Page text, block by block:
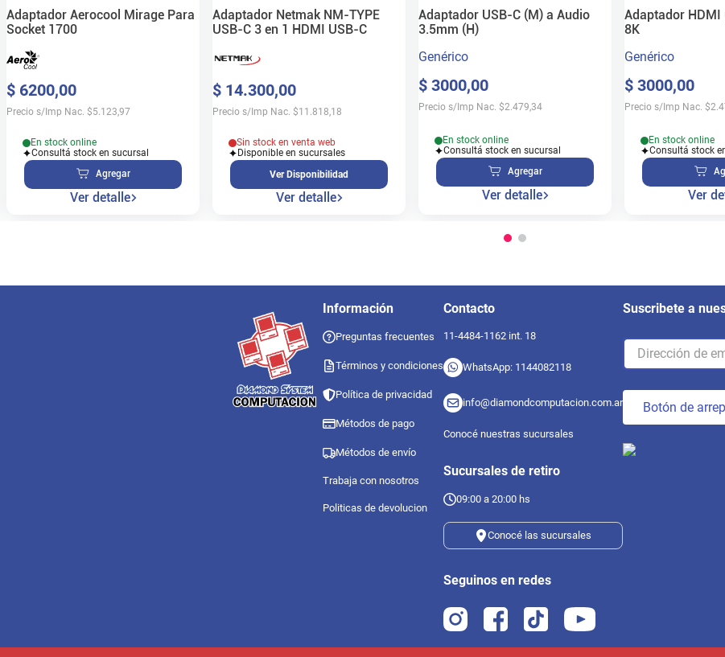
Adaptador Aerocool Mirage Para
Socket 1700
$ 6200,00
Precio s/Imp Nac. $5.123,97
En stock online
Consultá stock en sucursal
Agregar
Ver detalle
Adaptador Netmak NM-TYPE
USB-C 3 en 1 HDMI USB-C
$ 14.300,00
Precio s/Imp Nac. $11.818,18
Sin stock en venta web
Disponible en sucursales
Ver Disponibilidad
Ver detalle
Adaptador USB-C (M) a Audio
3.5mm (H)
Genérico
$ 3000,00
Precio s/Imp Nac. $2.479,34
En stock online
Consultá stock en sucursal
Agregar
Ver detalle
Adaptador HDMI
8K
Genérico
$ 3000,00
Precio s/Imp Nac. $
En stock online
Consultá stock
Ver
Información
Preguntas frecuentes
Términos y condiciones
Política de privacidad
Métodos de pago
Métodos de envío
Trabaja con nosotros
Politicas de devolucion
Contacto
11-4484-1162 int. 18
WhatsApp: 1144082118
info@diamondcomputacion.com.ar
Conocé nuestras sucursales
Sucursales de retiro
09:00 a 20:00 hs
Conocé las sucursales
Seguinos en redes
Suscribete a
Botón de